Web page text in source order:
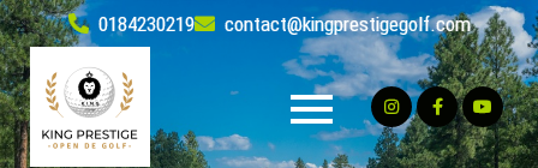
Skip
to
content
0184230219 contact@kingprestigegolf.com